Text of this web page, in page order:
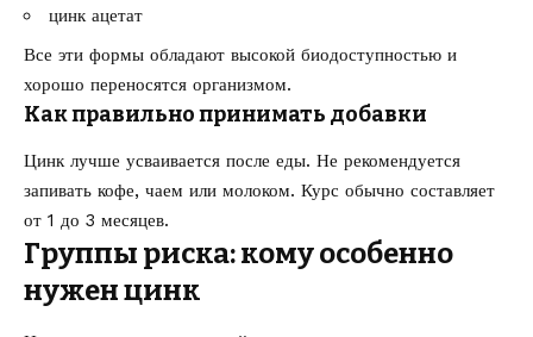
цинк ацетат
Все эти формы обладают высокой биодоступностью и
хорошо переносятся организмом.
Как правильно принимать добавки
Цинк лучше усваивается после еды. Не рекомендуется
запивать кофе, чаем или молоком. Курс обычно составляет
от 1 до 3 месяцев.
Группы риска: кому особенно
нужен цинк